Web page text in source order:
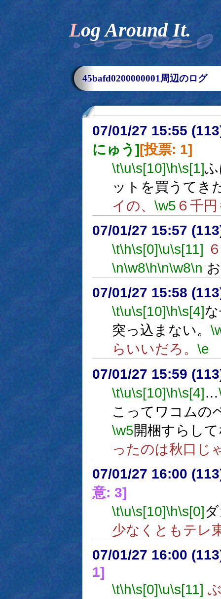
Log Around It.
45bafd0200000001周辺のログ
07/01/27 15:55
にゅう][投票: 1]
\t\u\s[10]\h\s[1]
ットを買うてき
イの、 \w5 ６千
07/01/27 15:57
\t\h\s[0]\u\s[11]
\n\w8\h\n\w8\n
07/01/27 15:58
\t\u\s[10]\h\s[4]
突っ込まない。
らいいだろ。 \e
07/01/27 15:59
\t\u\s[10]\h\s[4]…
こってワコムの
\w5開梱すらし
ったのは秋口じ
07/01/27 16:00
意: 3]
\t\u\s[10]\h\s[0]
少なくともテレ
07/01/27 16:00
1]
\t\h\s[0]\u\s[11]